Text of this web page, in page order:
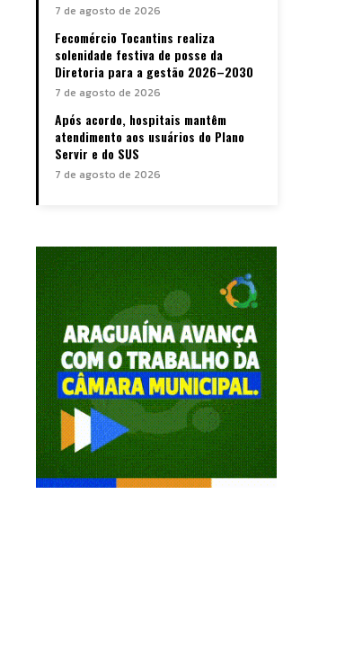
7 de agosto de 2026
Fecomércio Tocantins realiza
solenidade festiva de posse da
Diretoria para a gestão 2026–2030
7 de agosto de 2026
Após acordo, hospitais mantêm
atendimento aos usuários do Plano
Servir e do SUS
7 de agosto de 2026